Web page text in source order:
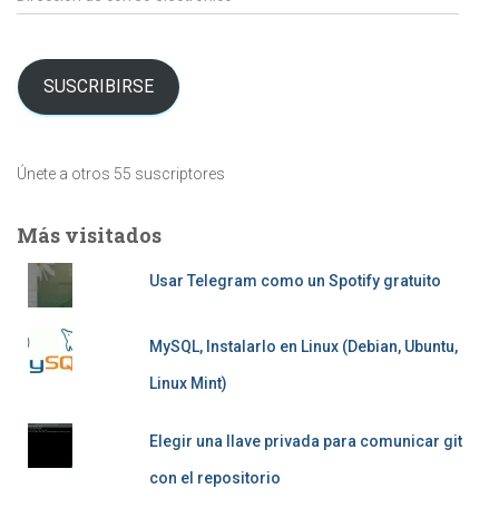
de
electrónico
SUSCRIBIRSE
Únete a otros 55 suscriptores
Más visitados
Usar Telegram como un Spotify gratuito
MySQL, Instalarlo en Linux (Debian, Ubuntu,
Linux Mint)
Elegir una llave privada para comunicar git
con el repositorio